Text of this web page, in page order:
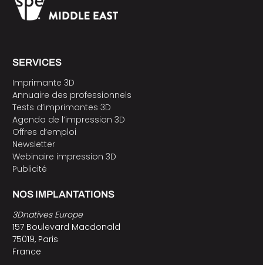
SERVICES
Imprimante 3D
Annuaire des professionnels
Tests d’imprimantes 3D
Agenda de l’impression 3D
Offres d’emploi
Newsletter
Webinaire impression 3D
Publicité
NOS IMPLANTATIONS
3Dnatives Europe
157 Boulevard Macdonald
75019, Paris
France